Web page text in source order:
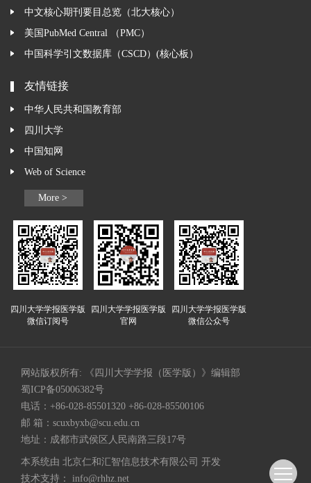
中文核心期刊要目总览（北大核心）
美国PubMed Central （PMC）
中国科学引文数据库（CSCD）(核心板）
友情链接
中华人民共和国教育部
四川大学
中国知网
Web of Science
More >
四川大学学报医学版
微信订阅号
四川大学学报医学版
官网
四川大学学报医学版
微信公众号
网站版权所有: 《四川大学学报（医学版）》编辑部
蜀ICP备05006382号
电话：+86-028-85501320 +86-028-85500106
邮 箱： scuxbyxb@scu.edu.cn
地址：成都市武侯区人民南路三段17号
本系统由 北京仁和汇智信息技术有限公司 开发
技术支持： info@rhhz.net